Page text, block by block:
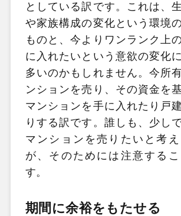
としている訳です。これは、
や家族構成の変化という環境
ものと、今よりワンランク上
に入れたいという意欲の変化
多いのかもしれません。今所
ンションを売り、その資金を
マンションを手に入れたり戸
りする訳です。誰しも、少し
マンションを売りたいと考
が、そのためには注意する
す。
期間に余裕をもたせる